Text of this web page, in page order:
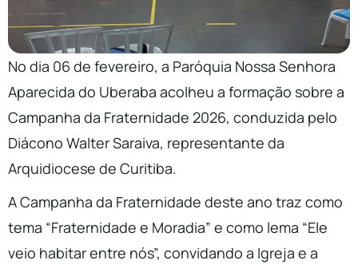
No dia 06 de fevereiro, a Paróquia Nossa Senhora
Aparecida do Uberaba acolheu a formação sobre a
Campanha da Fraternidade 2026, conduzida pelo
Diácono Walter Saraiva, representante da
Arquidiocese de Curitiba.
A Campanha da Fraternidade deste ano traz como
tema “Fraternidade e Moradia” e como lema “Ele
veio habitar entre nós”, convidando a Igreja e a